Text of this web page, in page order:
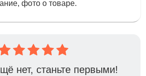
фото о товаре.
нет, станьте первыми!